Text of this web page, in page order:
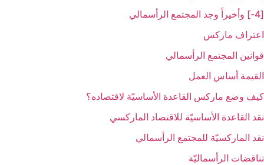
[4-] وأخيراً وجد المجتمع الرأسمالي‏
اعتراف ماركس
قوانين المجتمع الرأسمالي
القيمة أساس العمل
كيف وضع ماركس القاعدة الأساسيّة لاقتصاده؟
نقد القاعدة الأساسيّة للاقتصاد الماركسي
نقد الماركسيّة للمجتمع الرأسمالي
تناقضات الرأسماليّة